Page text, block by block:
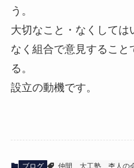
う。
大切なこと・なくしては
なく組合で意見すること
る。
設立の動機です。
ブログ 仲間 大工塾 杢人の